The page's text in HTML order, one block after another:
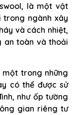
là một vật
trong ngành xây
và cách nhiệt,
an toàn và thoải
trong những
có thể được sử
như ốp tường
gian riêng tư